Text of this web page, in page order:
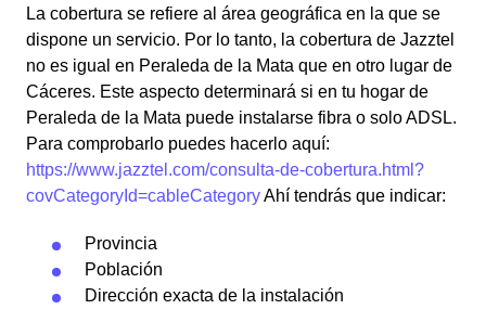
La cobertura se refiere al área geográfica en la que se
dispone un servicio. Por lo tanto, la cobertura de Jazztel
no es igual en Peraleda de la Mata que en otro lugar de
Cáceres. Este aspecto determinará si en tu hogar de
Peraleda de la Mata puede instalarse fibra o solo ADSL.
Para comprobarlo puedes hacerlo aquí:
https://www.jazztel.com/consulta-de-cobertura.html?
covCategoryId=cableCategoryAhí tendrás que indicar:
Provincia
Población
Dirección exacta de la instalación